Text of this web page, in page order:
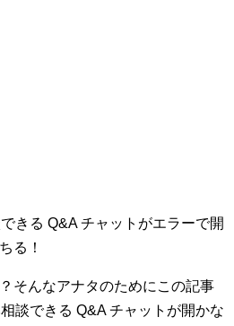
きる Q&A チャットがエラーで開
る！
そんなアナタのためにこの記事
談できる Q&A チャットが開かな